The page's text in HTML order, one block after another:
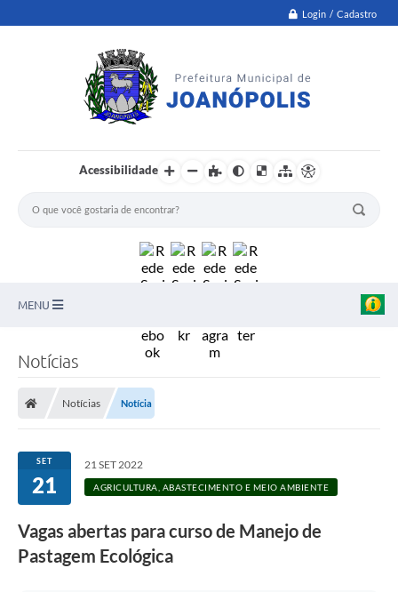
Login / Cadastro
Acessibilidade
MENU
Transparência
Editais
Diário Oficial
Conselhos
Notícias
Notícias Notícia
SET
21
21 SET 2022
AGRICULTURA, ABASTECIMENTO E MEIO AMBIENTE
Vagas abertas para curso de Manejo de
Pastagem Ecológica